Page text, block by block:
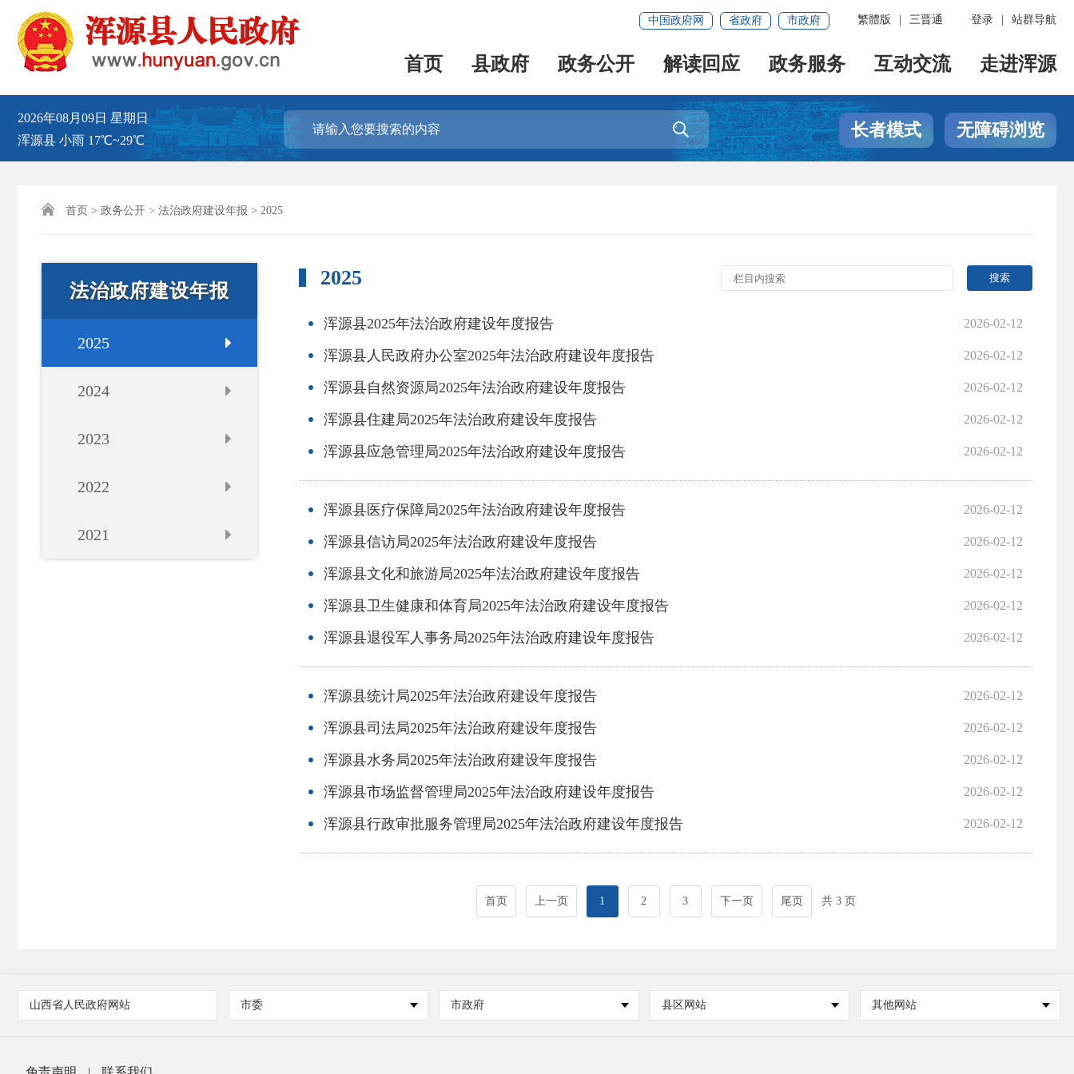
登录 站群导航
繁體版 三晋通
中国政府网 省政府 市政府
首页 县政府 政务公开 解读回应 政务服务 互动交流 走进浑源
2026年08月09日 星期日
浑源县 小雨 17℃~29℃
 长者模式 无障碍浏览
 首页 > 政务公开 > 法治政府建设年报 > 2025
法治政府建设年报
2025
2024
2023
2022
2021
2025
2026-02-12
浑源县2025年法治政府建设年度报告
2026-02-12
浑源县人民政府办公室2025年法治政府建设年度报告
2026-02-12
浑源县自然资源局2025年法治政府建设年度报告
2026-02-12
浑源县住建局2025年法治政府建设年度报告
2026-02-12
浑源县应急管理局2025年法治政府建设年度报告
2026-02-12
浑源县医疗保障局2025年法治政府建设年度报告
2026-02-12
浑源县信访局2025年法治政府建设年度报告
2026-02-12
浑源县文化和旅游局2025年法治政府建设年度报告
2026-02-12
浑源县卫生健康和体育局2025年法治政府建设年度报告
2026-02-12
浑源县退役军人事务局2025年法治政府建设年度报告
2026-02-12
浑源县统计局2025年法治政府建设年度报告
2026-02-12
浑源县司法局2025年法治政府建设年度报告
2026-02-12
浑源县水务局2025年法治政府建设年度报告
2026-02-12
浑源县市场监督管理局2025年法治政府建设年度报告
2026-02-12
浑源县行政审批服务管理局2025年法治政府建设年度报告
首页 上一页 1 2 3 下一页 尾页 共 3 页
山西省人民政府网站 市委 市政府 县区网站 其他网站